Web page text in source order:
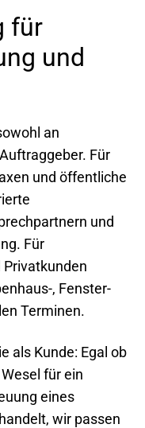
für
und
an
Für
und öffentliche
und
Für
, Fenster-
Terminen.
als Kunde: Egal ob
für ein
eines
wir passen